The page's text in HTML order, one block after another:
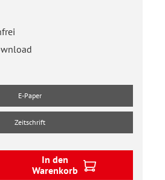
E-Paper
Zeitschrift
In den
Warenkorb